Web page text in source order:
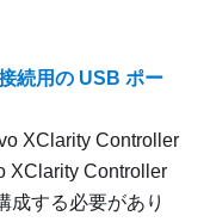
続用の USB ポー
XClarity Controller
XClarity Controller
成する必要があり